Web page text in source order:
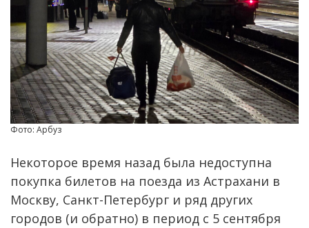
Фото: Арбуз
Некоторое время назад была недоступна
покупка билетов на поезда из Астрахани в
Москву, Санкт-Петербург и ряд других
городов (и обратно) в период с 5 сентября